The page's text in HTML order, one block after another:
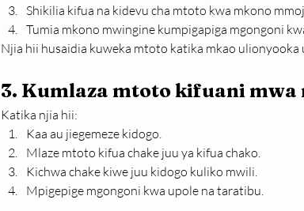
Shikilia kifua na kidevu cha mtoto kwa mkono
Tumia mkono mwingine kumpigapiga mgongoni
Njia hii husaidia kuweka mtoto katika mkao
3. Kumlaza mtoto kifuani mwa
Katika njia hii:
Kaa au jiegemeze kidogo.
Mlaze mtoto kifua chake juu ya kifua chako.
Kichwa chake kiwe juu kidogo kuliko mwili.
Mpigepige mgongoni kwa upole na taratibu.